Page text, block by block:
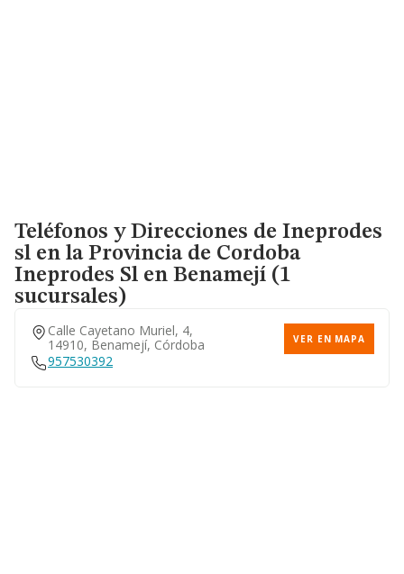
Teléfonos y Direcciones de Ineprodes
sl en la Provincia de Cordoba
Ineprodes Sl en Benamejí (1
sucursales)
Calle Cayetano Muriel, 4,
14910, Benamejí, Córdoba
VER EN MAPA
957530392